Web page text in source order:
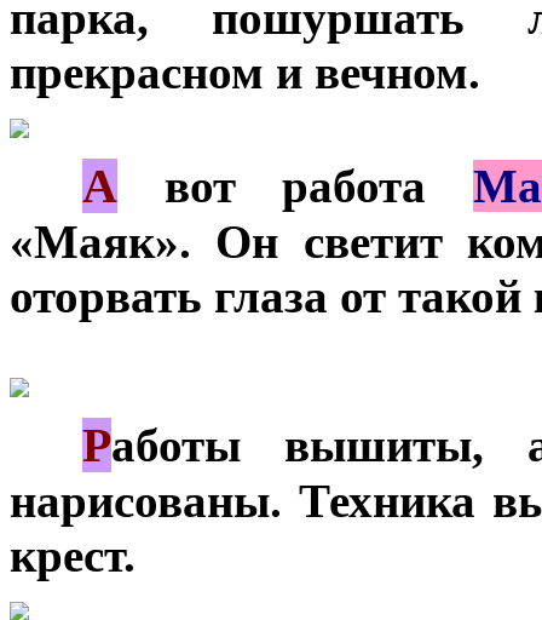
парка, пошуршать
прекрасном и вечном.
А вот работа
«Маяк». Он светит
оторвать глаза от
Работы вышиты,
нарисованы. Техника
крест.